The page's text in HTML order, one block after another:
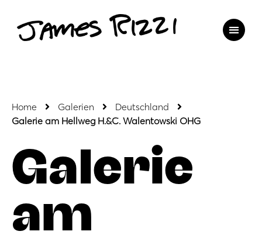
Home Galerien
Deutschland
Galerie am Hellweg H.&C. Walentowski OHG
Galerie
am